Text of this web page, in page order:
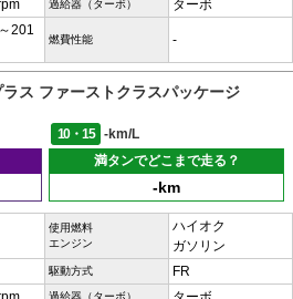
過給器（ターボ） ターボ
201
燃費性能 -
ス ファーストクラスパッケージ
10・15
-km/L
満タンでどこまで走る？
-km
使用燃料
エンジン
ハイオク
ガソリン
駆動方式 FR
過給器（ターボ）